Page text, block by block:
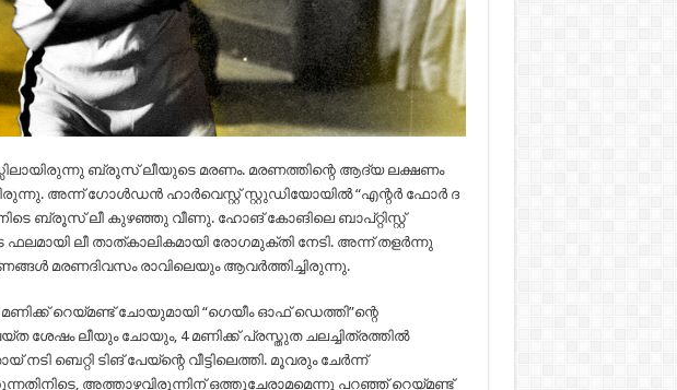
ബ്രൂസ് ലീയുടെ മരണം. മരണത്തിന്റെ ആദ്യ ലക്ഷണം
അന്ന് ഗോൾഡൻ ഹാർവെസ്റ്റ് സ്റ്റുഡിയോയിൽ “എന്റർ ഫോർ ദ
ബ്രൂസ് ലീ കുഴഞ്ഞു വീണു. ഹോങ് കോങിലെ ബാപ്റ്റിസ്റ്റ്
ലീ താത്കാലികമായി രോഗമുക്തി നേടി. അന്ന് തളർന്നു
മരണദിവസം രാവിലെയും ആവർത്തിച്ചിരുന്നു.
റെയ്മണ്ട് ചോയുമായി “ഗെയീം ഓഫ് ഡെത്തി”ന്റെ
ശേഷം ലീയും ചോയും, 4 മണിക്ക് പ്രസ്തുത ചലച്ചിത്രത്തിൽ
ബെറ്റി ടിങ് പേയ്ന്റെ വീട്ടിലെത്തി. മൂവരും ചേർന്ന്
അത്താഴവിരുന്നിന്‌ ഒത്തുചേരാമമെന്നു പറഞ്ഞ് റെയ്മണ്ട്